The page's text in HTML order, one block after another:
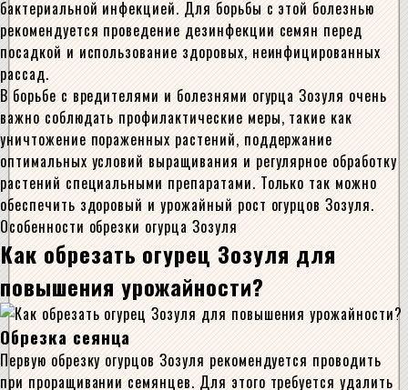
бактериальной инфекцией. Для борьбы с этой болезнью
рекомендуется проведение дезинфекции семян перед
посадкой и использование здоровых, неинфицированных
рассад.
В борьбе с вредителями и болезнями огурца Зозуля очень
важно соблюдать профилактические меры, такие как
уничтожение пораженных растений, поддержание
оптимальных условий выращивания и регулярное обработку
растений специальными препаратами. Только так можно
обеспечить здоровый и урожайный рост огурцов Зозуля.
Особенности обрезки огурца Зозуля
Как обрезать огурец Зозуля для
повышения урожайности?
Обрезка сеянца
Первую обрезку огурцов Зозуля рекомендуется проводить
при проращивании семянцев. Для этого требуется удалить